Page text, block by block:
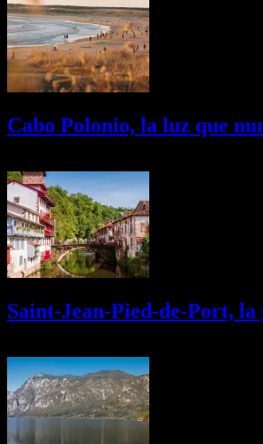
Cabo Polonio, la luz que
Saint-Jean-Pied-de-Port,